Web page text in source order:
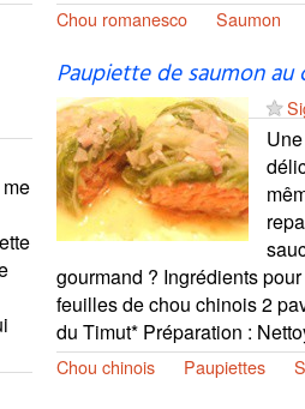
Chou romanesco Saumon
Paupiette de saumon au
gourmand ? Ingrédients
feuilles de chou chinois 2
du Timut* Préparation :
Chou chinois Paupiettes